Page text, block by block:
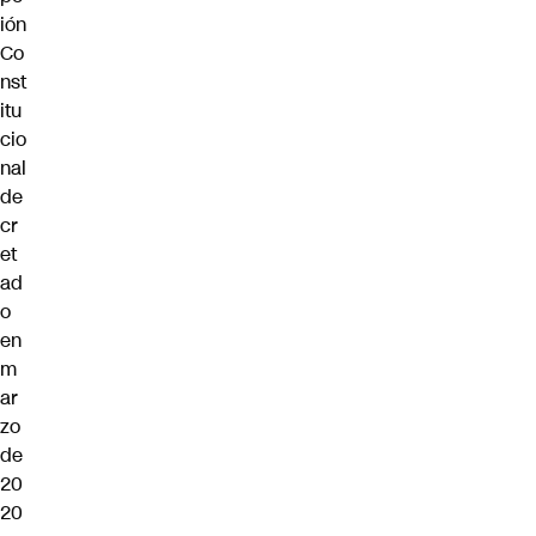
ión
Co
nst
itu
cio
nal
de
cr
et
ad
o
en
m
ar
zo
de
20
20